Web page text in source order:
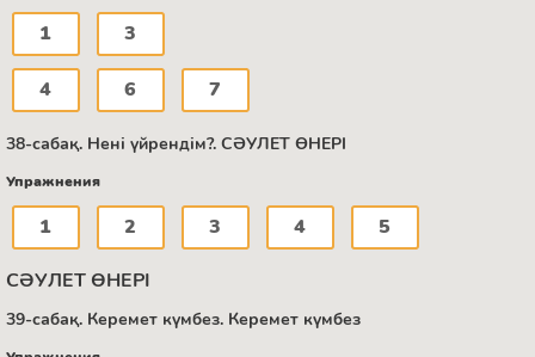
1 3
4 6 7
38-сабақ. Нені үйрендім?. СӘУЛЕТ ӨНЕРІ
Упражнения
1 2 3 4 5
СӘУЛЕТ ӨНЕРІ
39-сабақ. Керемет күмбез. Керемет күмбез